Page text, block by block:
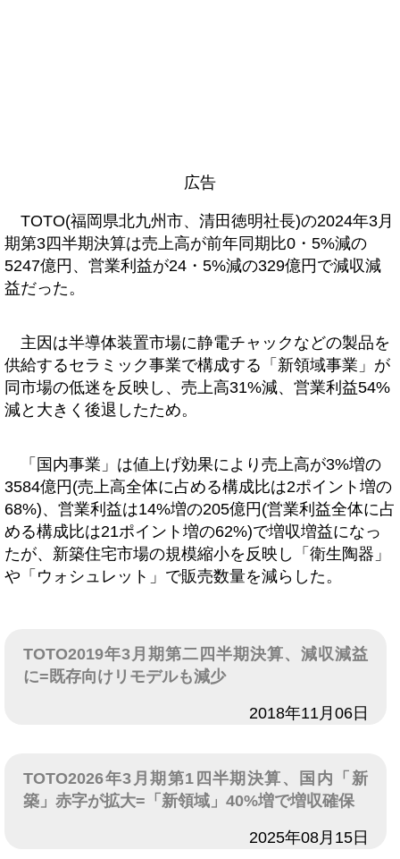
広告
TOTO(福岡県北九州市、清田徳明社長)の2024年3月
期第3四半期決算は売上高が前年同期比0・5%減の
5247億円、営業利益が24・5%減の329億円で減収減
益だった。
主因は半導体装置市場に静電チャックなどの製品を
供給するセラミック事業で構成する「新領域事業」が
同市場の低迷を反映し、売上高31%減、営業利益54%
減と大きく後退したため。
「国内事業」は値上げ効果により売上高が3%増の
3584億円(売上高全体に占める構成比は2ポイント増の
68%)、営業利益は14%増の205億円(営業利益全体に占
める構成比は21ポイント増の62%)で増収増益になっ
たが、新築住宅市場の規模縮小を反映し「衛生陶器」
や「ウォシュレット」で販売数量を減らした。
TOTO2019年3月期第二四半期決算、減収減益
に=既存向けリモデルも減少
2018年11月06日
TOTO2026年3月期第1四半期決算、国内「新
築」赤字が拡大=「新領域」40%増で増収確保
2025年08月15日